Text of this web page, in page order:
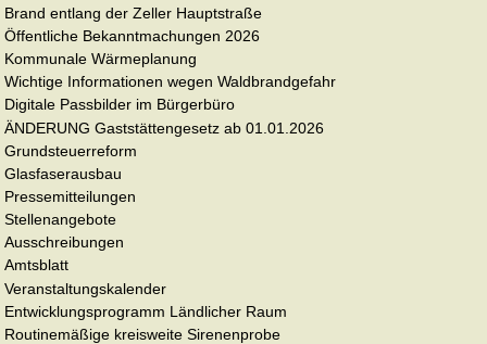
Brand entlang der Zeller Hauptstraße
Öffentliche Bekanntmachungen 2026
Kommunale Wärmeplanung
Wichtige Informationen wegen Waldbrandgefahr
Digitale Passbilder im Bürgerbüro
ÄNDERUNG Gaststättengesetz ab 01.01.2026
Grundsteuerreform
Glasfaserausbau
Pressemitteilungen
Stellenangebote
Ausschreibungen
Amtsblatt
Veranstaltungskalender
Entwicklungsprogramm Ländlicher Raum
Routinemäßige kreisweite Sirenenprobe